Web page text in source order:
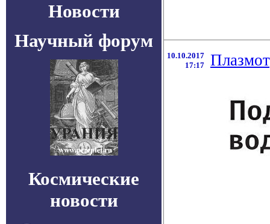
Новости
Научный форум
Космические
новости
10.10.2017
17:17